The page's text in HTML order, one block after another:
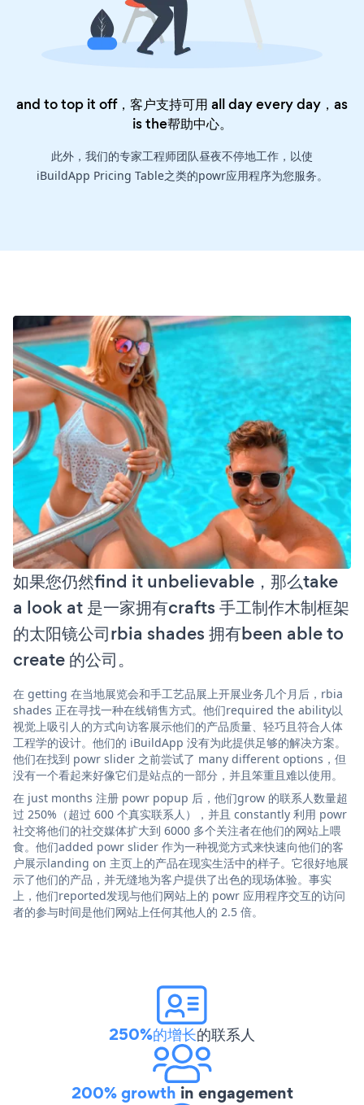
and to top it off，客户支持可用 all day every day，as
is the帮助中心。
此外，我们的专家工程师团队昼夜不停地工作，以使
iBuildApp Pricing Table之类的powr应用程序为您服务。
如果您仍然find it unbelievable，那么take
a look at 是一家拥有crafts 手工制作木制框架
的太阳镜公司rbia shades 拥有been able to
create 的公司。
在 getting 在当地展览会和手工艺品展上开展业务几个月后，rbia
shades 正在寻找一种在线销售方式。他们required the ability以
视觉上吸引人的方式向访客展示他们的产品质量、轻巧且符合人体
工程学的设计。他们的 iBuildApp 没有为此提供足够的解决方案。
他们在找到 powr slider 之前尝试了 many different options，但
没有一个看起来好像它们是站点的一部分，并且笨重且难以使用。
在 just months 注册 powr popup 后，他们grow 的联系人数量超
过 250%（超过 600 个真实联系人），并且 constantly 利用 powr
社交将他们的社交媒体扩大到 6000 多个关注者在他们的网站上喂
食。他们added powr slider 作为一种视觉方式来快速向他们的客
户展示landing on 主页上的产品在现实生活中的样子。它很好地展
示了他们的产品，并无缝地为客户提供了出色的现场体验。事实
上，他们reported发现与他们网站上的 powr 应用程序交互的访问
者的参与时间是他们网站上任何其他人的 2.5 倍。
250%的增长的联系人
200% growth in engagement